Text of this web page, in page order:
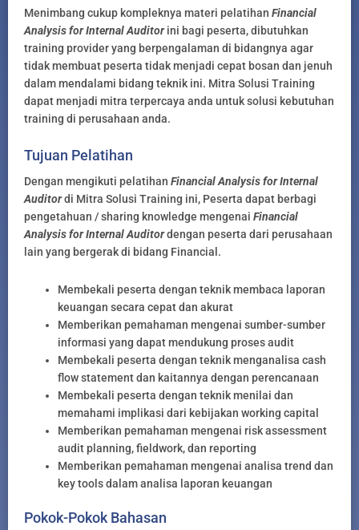
Menimbang cukup kompleknya materi pelatihan Financial
Analysis for Internal Auditorini bagi peserta, dibutuhkan
training provider yang berpengalaman di bidangnya agar
tidak membuat peserta tidak menjadi cepat bosan dan jenuh
dalam mendalami bidang teknik ini. Mitra Solusi Training
dapat menjadi mitra terpercaya anda untuk solusi kebutuhan
training di perusahaan anda.
Tujuan Pelatihan
Dengan mengikuti pelatihan Financial Analysis for Internal
Auditordi Mitra Solusi Training ini, Peserta dapat berbagi
pengetahuan / sharing knowledge mengenai Financial
Analysis for Internal Auditordengan peserta dari perusahaan
lain yang bergerak di bidang Financial.
Membekali peserta dengan teknik membaca laporan
keuangan secara cepat dan akurat
Memberikan pemahaman mengenai sumber-sumber
informasi yang dapat mendukung proses audit
Membekali peserta dengan teknik menganalisa cash
flow statement dan kaitannya dengan perencanaan
Membekali peserta dengan teknik menilai dan
memahami implikasi dari kebijakan working capital
Memberikan pemahaman mengenai risk assessment
audit planning, fieldwork, dan reporting
Memberikan pemahaman mengenai analisa trend dan
key tools dalam analisa laporan keuangan
Pokok-Pokok Bahasan